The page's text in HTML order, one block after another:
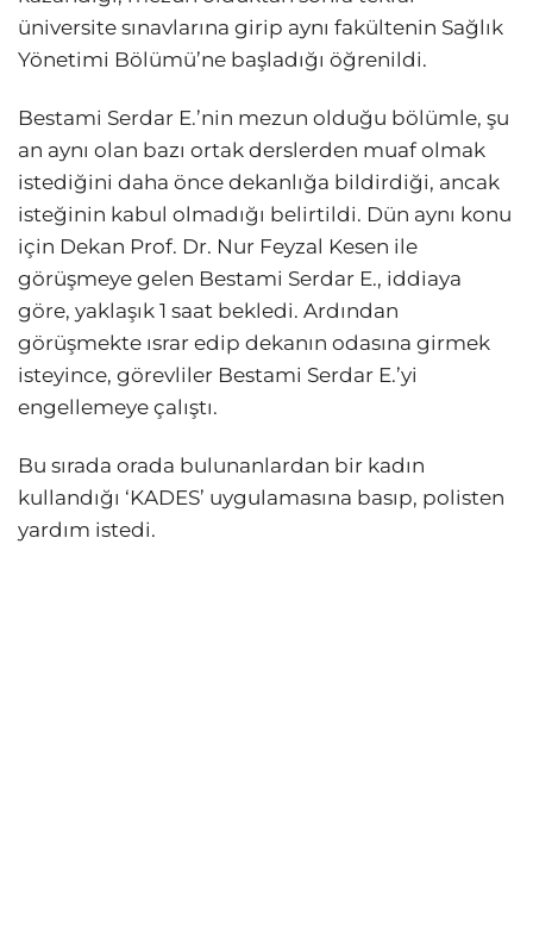
üniversite sınavlarına girip aynı fakültenin Sağlık
Yönetimi Bölümü’ne başladığı öğrenildi.
Bestami Serdar E.’nin mezun olduğu bölümle, şu
an aynı olan bazı ortak derslerden muaf olmak
istediğini daha önce dekanlığa bildirdiği, ancak
isteğinin kabul olmadığı belirtildi. Dün aynı konu
için Dekan Prof. Dr. Nur Feyzal Kesen ile
görüşmeye gelen Bestami Serdar E., iddiaya
göre, yaklaşık 1 saat bekledi. Ardından
görüşmekte ısrar edip dekanın odasına girmek
isteyince, görevliler Bestami Serdar E.’yi
engellemeye çalıştı.
Bu sırada orada bulunanlardan bir kadın
kullandığı ‘KADES’ uygulamasına basıp, polisten
yardım istedi.